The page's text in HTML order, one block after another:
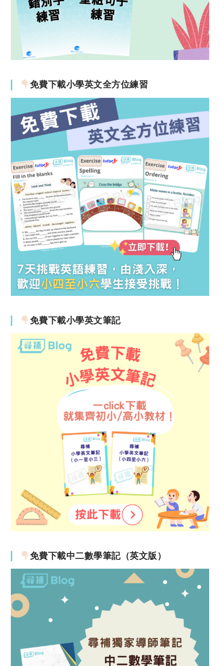
免費下載小學英文全方位練習
免費下載小學英文筆記
免費下載中二數學筆記（英文版）